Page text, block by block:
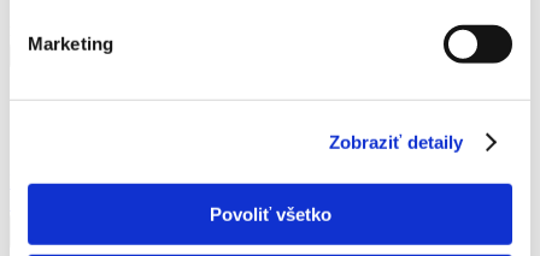
Marketing
Zobraziť detaily
Povoliť všetko
Pridať do košíka
Odporúčané produkty
NPK - Hoštické s guánom